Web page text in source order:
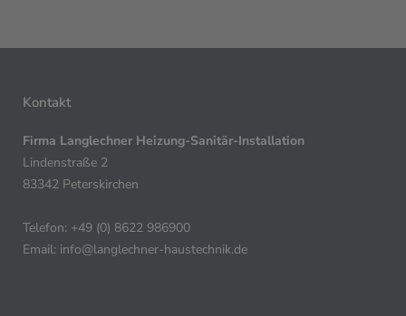
Kontakt
Firma Langlechner Heizung-Sanitär-Installation
Lindenstraße 2
83342 Peterskirchen
Telefon: +49 (0) 8622 986900
Email: info@langlechner-haustechnik.de